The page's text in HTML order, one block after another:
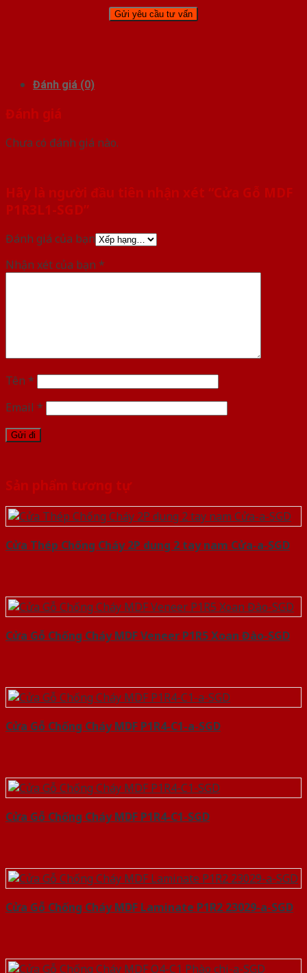
Đánh giá (0)
Đánh giá
Chưa có đánh giá nào.
Hãy là người đầu tiên nhận xét “Cửa Gỗ MDF
P1R3L1-SGD”
Đánh giá của bạn
Nhận xét của bạn *
Tên *
Email *
Sản phẩm tương tự
Cửa Thép Chống Cháy 2P dung 2 tay nam Cửa-a-SGD
Cửa Gỗ Chống Cháy MDF Veneer P1R5 Xoan Đào-SGD
Cửa Gỗ Chống Cháy MDF P1R4-C1-a-SGD
Cửa Gỗ Chống Cháy MDF P1R4-C1-SGD
Cửa Gỗ Chống Cháy MDF Laminate P1R2 23029-a-SGD